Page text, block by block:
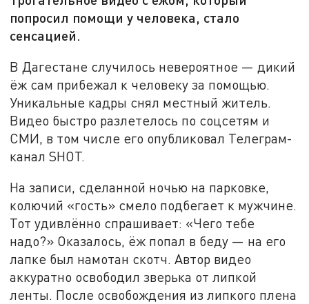
попросил помощи у человека, стало
сенсацией.
В Дагестане случилось невероятное — дикий
ёж сам прибежал к человеку за помощью.
Уникальные кадры снял местный житель.
Видео быстро разлетелось по соцсетям и
СМИ, в том числе его опубликовал Телеграм-
канал SHOT.
На записи, сделанной ночью на парковке,
колючий «гость» смело подбегает к мужчине.
Тот удивлённо спрашивает: «Чего тебе
надо?» Оказалось, ёж попал в беду — на его
лапке был намотан скотч. Автор видео
аккуратно освободил зверька от липкой
ленты. После освобождения из липкого плена